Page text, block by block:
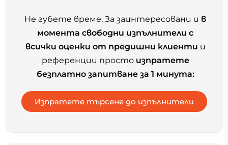
Не губете време. За заинтересовани и в
момента свободни изпълнители с
всички оценки от предишни клиенти и
референции просто изпратете
безплатно запитване за 1 минута: